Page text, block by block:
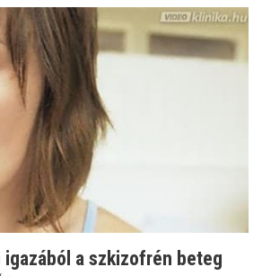
a szkizofrén beteg